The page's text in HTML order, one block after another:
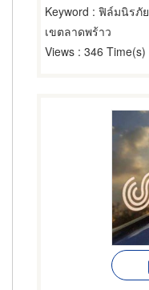
Keyword : ฟิล์มนิรภัย
เขตลาดพร้าว
Views : 346 Time(s)